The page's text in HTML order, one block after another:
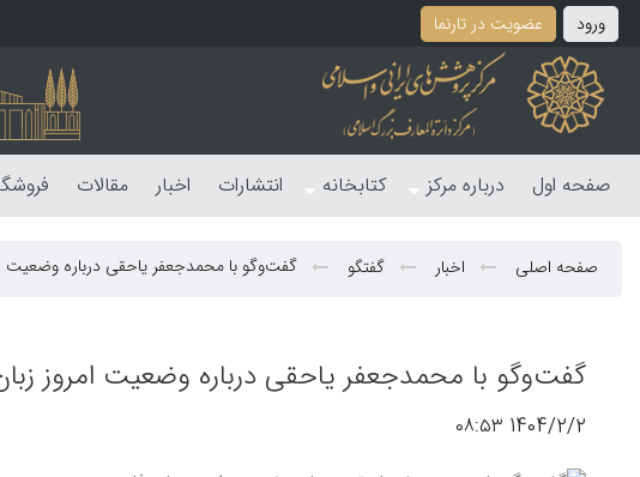
ورود عضویت در تارنما
صفحه اول درباره مرکز کتابخانه انتشارات اخبار مقالات
صفحه اصلی اخبار گفتگو گفت‌وگو با محمدجعفر یاحقی درباره وضعیت
گفت‌وگو با محمدجعفر یاحقی درباره وضعیت امروز
1404/2/2 ۰۸:۵۳